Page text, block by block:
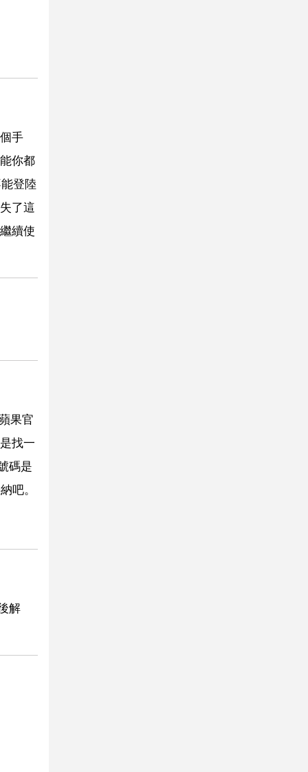
手
你都
登陸
了這
續使
果官
找一
碼是
吧。
解